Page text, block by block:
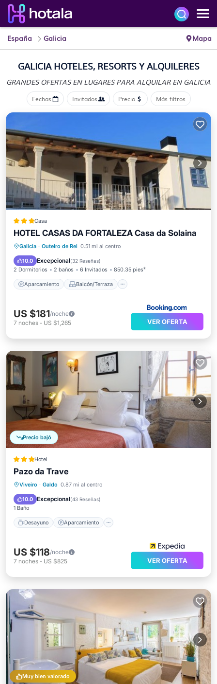
España Galicia Mapa
GALICIA HOTELES, RESORTS Y ALQUILERES
GRANDES OFERTAS EN LUGARESPARA ALQUILAR EN GALICIA
Fechas Invitados Precio Más filtros
Casa
HOTEL CASAS DA FORTALEZA Casa da Solaina
Galicia · Outeiro de Rei 0.51 mi al centro
10.0 Excepcional(32 Reseñas)
2 Dormitorios 2 baños 6 Invitados 850.35 pies²
Aparcamiento Balcón/Terraza
Aparcamiento
Balcón/Terraza
Aire acondicionado
US $181/noche
7 noches - US $1,265 VER OFERTA
Precio bajó
Hotel
Pazo da Trave
Viveiro · Galdo 0.87 mi al centro
10.0 Excepcional(43 Reseñas)
1 Baño
Desayuno Aparcamiento
Desayuno Aparcamiento
Balcón/Terraza
US $118/noche
7 noches - US $825 VER OFERTA
Muy bien valorado